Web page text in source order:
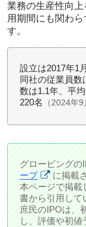
業務の生産性向
用期間にも関わ
す。
設立は2017年1月
同社の従業員数
数は1.1年、平
220名
（2024年9
グロービングの
ープ
に掲載
本ページで掲載
書から引用して
庶民のIPOは、
し、評価や初値